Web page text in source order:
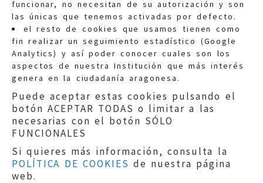
funcionar, no necesitan de su autorización y son
las únicas que tenemos activadas por defecto.
el resto de cookies que usamos tienen como
fin realizar un seguimiento estadístico (Google
Analytics) y así poder conocer cuales son los
aspectos de nuestra Institución que más interés
genera en la ciudadanía aragonesa.
Puede aceptar estas cookies pulsando el
botón ACEPTAR TODAS o limitar a las
necesarias con el botón SÓLO
FUNCIONALES
Si quieres más información, consulta la
POLÍTICA DE COOKIES de nuestra página
web.
Quejas:quejas@eljusticiadearagon.es
Información general:
informacion@eljusticiadearagon.es
Teléfonos:900 210 210/
Aviso legal|Política de privacidad|